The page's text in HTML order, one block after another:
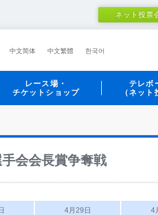
ネット投票
中文简体 中文繁體 한국어
レース場・
チケットショップ
テレボ
（ネット
会会長賞争奪戦
4月29日 4